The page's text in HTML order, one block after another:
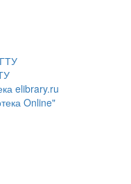
elibrary.ru
Online"